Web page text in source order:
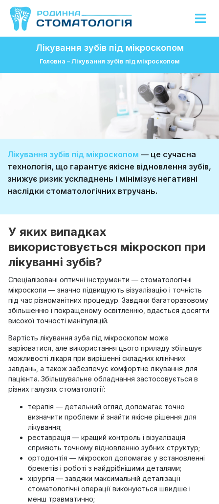
Лікування зубів під мікроскопом
Головна – Лікування зубів під мікроскопом
Лікування зубів під мікроскопом — це сучасна
технологія, що гарантує якісне відновлення зубів,
знижує ризик ускладнень і мінімізує негативні
наслідки стоматологічних втручань.
У яких випадках
використовується мікроскоп при
лікуванні зубів?
Спеціалізовані оптичні інструменти — стоматологічні
мікроскопи — значно підвищують візуалізацію і точність
під час різноманітних процедур. Завдяки багаторазовому
збільшенню і покращеному освітленню, вдається досягти
високої точності маніпуляцій.
Вартість лікування зуба під мікроскопом може
варіюватися, але використання цього приладу збільшує
можливості лікаря при вирішенні складних клінічних
завдань, а також забезпечує комфортне лікування для
пацієнта. Збільшувальне обладнання застосовується в
різних галузях стоматології:
терапія — детальний огляд допомагає точно
визначити проблеми й знайти якісне рішення для
лікування;
реставрація — кращий контроль і візуалізація
сприяють точному відновленню зубних структур;
ортодонтія — мікроскоп допомагає у встановленні
брекетів і роботі з найдрібнішими деталями;
хірургія — завдяки максимальній деталізації
стоматологічні операції виконуються швидше і
менш травматично;